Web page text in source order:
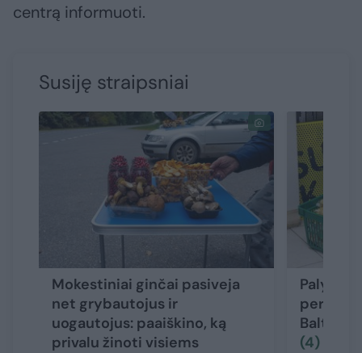
centrą informuoti.
Susiję straipsniai
Mokestiniai ginčai pasiveja
net grybautojus ir
uogautojus: paaiškino, ką
privalu žinoti visiems
Baltijos
(4)